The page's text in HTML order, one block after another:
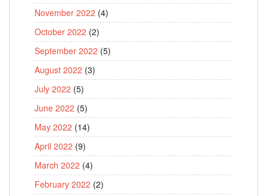
November 2022 (4)
October 2022 (2)
September 2022 (5)
August 2022 (3)
July 2022 (5)
June 2022 (5)
May 2022 (14)
April 2022 (9)
March 2022 (4)
February 2022 (2)